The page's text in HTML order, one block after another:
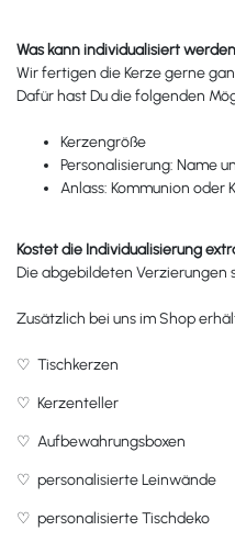
Was kann individualisiert
Wir fertigen die Kerze gerne
Dafür hast Du die folgenden
Kerzengröße
Personalisierung: Name
Anlass: Kommunion oder
Kostet die Individualisierung
Die abgebildeten Verzierungen
Zusätzlich bei uns im Shop
♡ Tischkerzen
♡ Kerzenteller
♡ Aufbewahrungsboxen
♡ personalisierte Leinwände
♡ personalisierte Tischdeko